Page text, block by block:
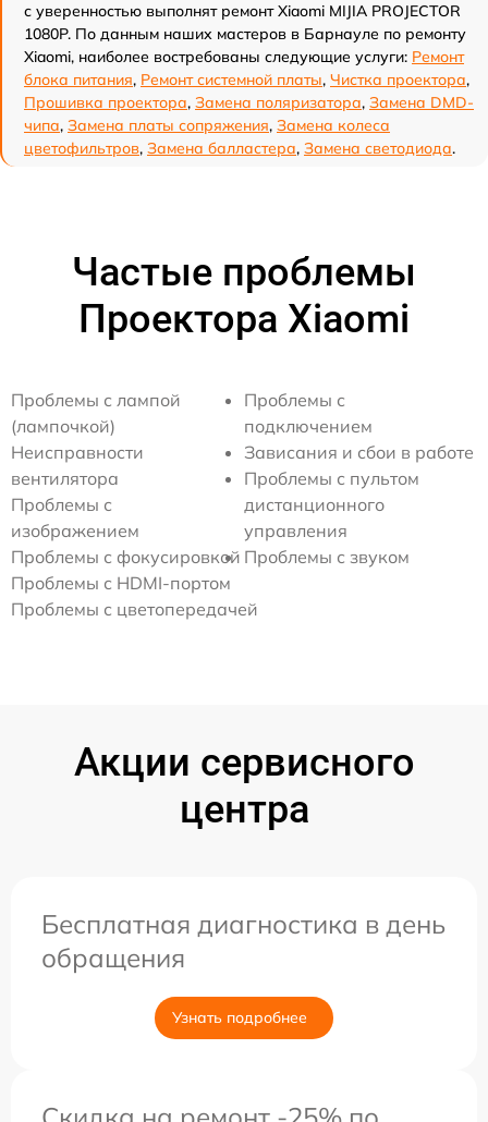
с уверенностью выполнят ремонт Xiaomi MIJIA PROJECTOR
1080P. По данным наших мастеров в Барнауле по ремонту
Xiaomi, наиболее востребованы следующие услуги: Ремонт
блока питания, Ремонт системной платы, Чистка проектора,
Прошивка проектора, Замена поляризатора, Замена DMD-
чипа, Замена платы сопряжения, Замена колеса
цветофильтров, Замена балластера, Замена светодиода.
Частые проблемы
Проектора Xiaomi
Проблемы с лампой
(лампочкой)
Неисправности
вентилятора
Проблемы с
изображением
Проблемы с фокусировкой
Проблемы с
подключением
Зависания и сбои в работе
Проблемы с пультом
дистанционного
управления
Проблемы с звуком
Проблемы с HDMI-портом
Проблемы с цветопередачей
Акции сервисного
центра
Бесплатная диагностика в день
обращения
Узнать подробнее